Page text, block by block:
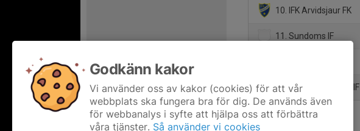
10. IFK Arvidsjaur FK
11. Sundoms IF
13. Svartbjörnsbyns IF
Godkänn kakor
Vi använder oss av kakor (cookies) för att vår
webbplats ska fungera bra för dig. De används även
för webbanalys i syfte att hjälpa oss att förbättra
våra tjänster. Så använder vi cookies